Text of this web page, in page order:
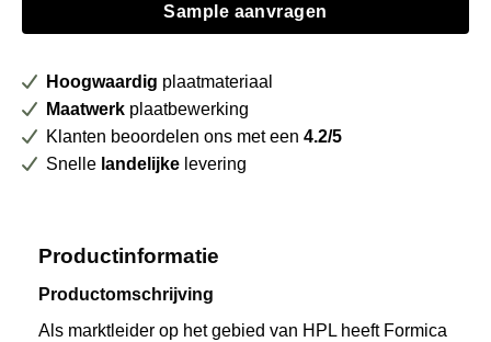
Sample aanvragen
Hoogwaardig plaatmateriaal
Maatwerk plaatbewerking
Klanten beoordelen ons met een 4.2/5
Snelle landelijke levering
Productinformatie
Productomschrijving
Als marktleider op het gebied van HPL heeft Formica